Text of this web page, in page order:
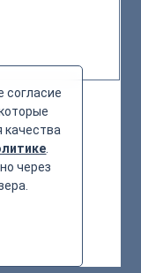
согласие
через